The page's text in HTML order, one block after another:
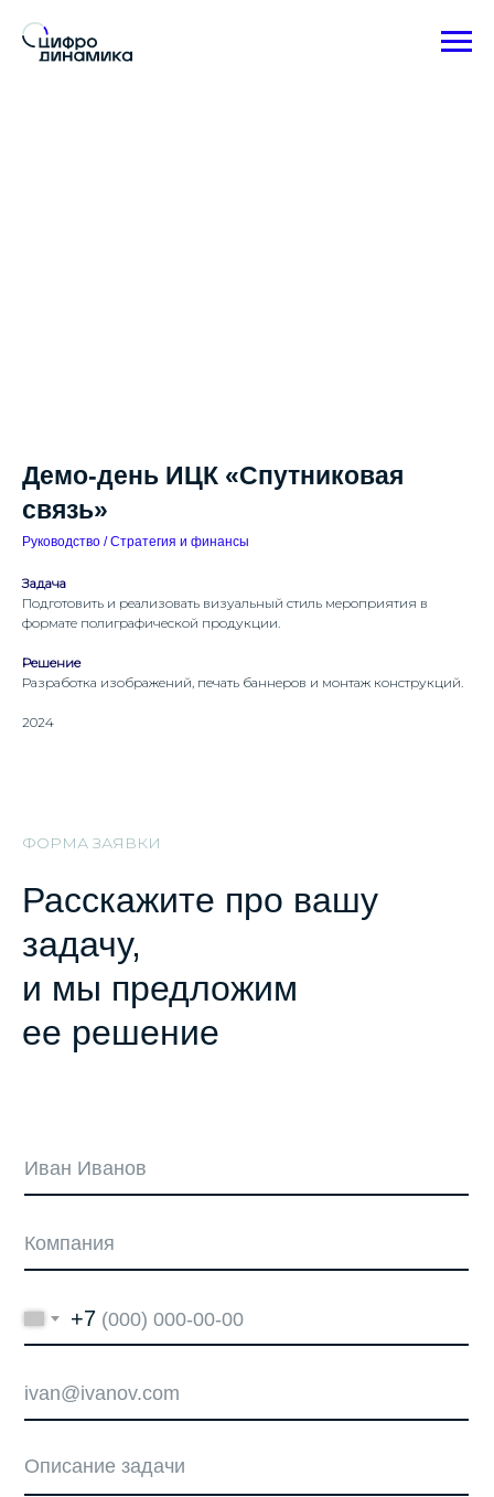
Демо-день ИЦК «Спутниковая
связь»
Руководство / Стратегия и финансы
Задача
Подготовить и реализовать визуальный стиль мероприятия в
формате полиграфической продукции.
Решение
Разработка изображений, печать баннеров и монтаж конструкций.
2024
+7
ФОРМА ЗАЯВКИ
Расскажите про вашу
задачу,
и мы предложим
ее решение